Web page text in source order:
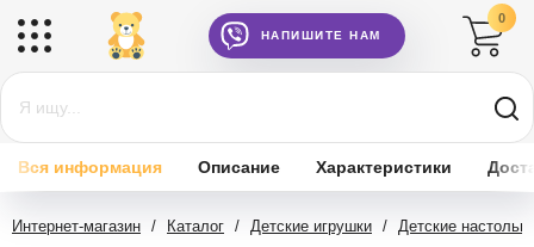
НАПИШИТЕ НАМ
0
Вся информация Описание Характеристики
Интернет-магазин / Каталог / Детские игрушки / Детские